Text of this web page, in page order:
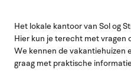
Het lokale kantoor van Sol og
Hier kun je terecht met vragen
We kennen de vakantiehuizen
graag met praktische